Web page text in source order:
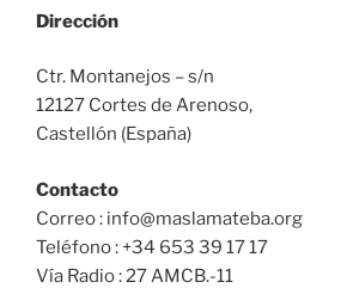
Dirección
Ctr. Montanejos – s/n
12127 Cortes de Arenoso,
Castellón (España)
Contacto
Correo : info@maslamateba.org
Teléfono : +34 653 39 17 17
Vía Radio : 27 AMCB.-11